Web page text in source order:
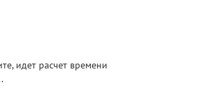
идет расчет времени